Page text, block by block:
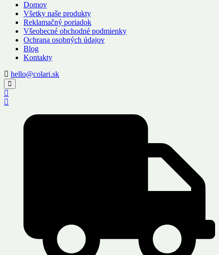
Domov
Všetky naše produkty
Reklamačný poriadok
Všeobecné obchodné podmienky
Ochrana osobných údajov
Blog
Kontakty
hello@colari.sk